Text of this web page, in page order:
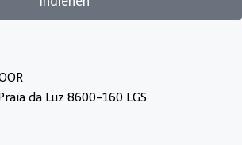
da Luz 8600-160 LGS